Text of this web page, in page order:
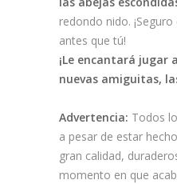
redondo nido.
antes que tú!
¡Le encantará jugar
nuevas amiguitas,
Advertencia: Todos
a pesar de estar
gran calidad,
momento en que